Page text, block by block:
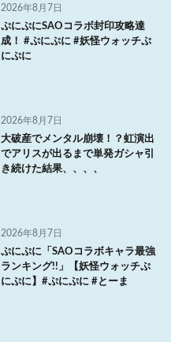
2026年8月7日
ぷにぷにSAOコラボ封印攻略達
成！ #ぷにぷに #妖怪ウォッチぷ
にぷに
2026年8月7日
大破産でメンタル崩壊！？虹演出
でアリスが出るまで単発ガシャ引
き続けた結果、、、、
2026年8月7日
ぷにぷに「SAOコラボキャラ最強
ランキング!!」【妖怪ウォッチぷ
にぷに】#ぷにぷに #とーま